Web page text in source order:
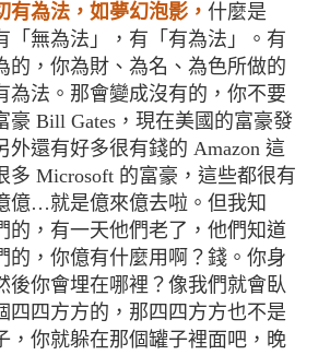
有為法，如夢幻泡影， 什麼是
「無為法」，有「有為法」。有
的，你為財、為名、為色所做的
為法。那會變成沒有的，你不要
豪 Bill Gates ，現在美國的富豪發
外還有好多很有錢的 Amazon 這
多 Microsoft 的富豪，這些都很有
億…就是億來億去啦。但我知
的，有一天他們老了，他們知道
的，你億有什麼用啊？錢。你身
後你會埋在哪裡？像我們就會臥
四四方方的，那四四方方也不是
，你就躲在那個罐子裡面吧，晚